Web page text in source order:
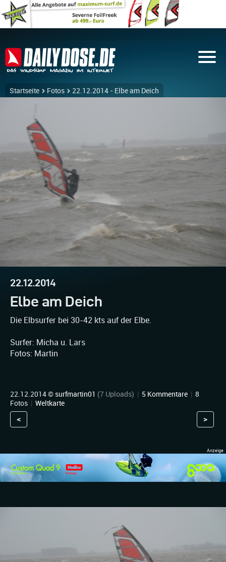
Startseite Fotos 22.12.2014 - Elbe am Deich
22.12.2014
Elbe am Deich
Die Elbsurfer bei 30-42 kts auf der Elbe.
Surfer: Micha u. Lars
Fotos: Martin
22.12.2014 © surfmartin01 (7 Uploads) | 5 Kommentare | 8
Fotos | Weltkarte
< >